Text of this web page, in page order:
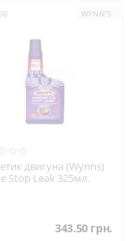
WYNN'S
двигуна (Wynns)
Stop Leak 325мл.
343.50 грн.